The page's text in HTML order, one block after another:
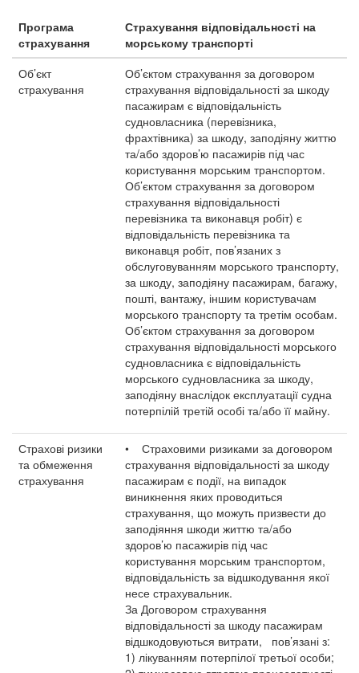
Програма
страхування
Страхування відповідальності на
морському транспорті
Об’єкт
страхування
Об’єктом страхування за договором
страхування відповідальності за шкоду
пасажирам є відповідальність
судновласника (перевізника,
фрахтівника) за шкоду, заподіяну життю
та/або здоров’ю пасажирів під час
користування морським транспортом.
Об’єктом страхування за договором
страхування відповідальності
перевізника та виконавця робіт) є
відповідальність перевізника та
виконавця робіт, пов’язаних з
обслуговуванням морського транспорту,
за шкоду, заподіяну пасажирам, багажу,
пошті, вантажу, іншим користувачам
морського транспорту та третім особам.
Об’єктом страхування за договором
страхування відповідальності морського
судновласника є відповідальність
морського судновласника за шкоду,
заподіяну внаслідок експлуатації судна
потерпілій третій особі та/або її майну.
Страхові ризики
та обмеження
страхування
• Страховими ризиками за договором
страхування відповідальності за шкоду
пасажирам є події, на випадок
виникнення яких проводиться
страхування, що можуть призвести до
заподіяння шкоди життю та/або
здоров’ю пасажирів під час
користування морським транспортом,
відповідальність за відшкодування якої
несе страхувальник.
За Договором страхування
відповідальності за шкоду пасажирам
відшкодовуються витрати, пов’язані з:
1) лікуванням потерпілої третьої особи;